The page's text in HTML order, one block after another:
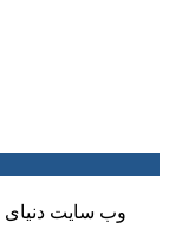
وب سایت دنیای